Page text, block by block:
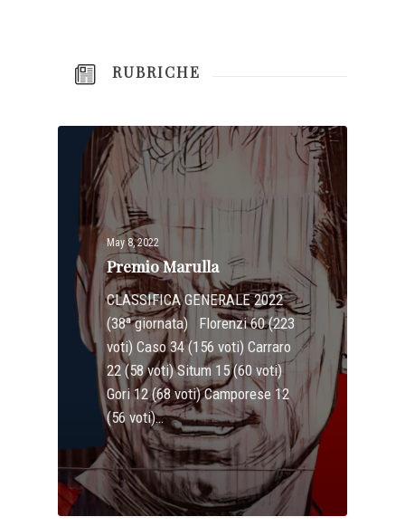
RUBRICHE
May 8, 2022
Premio Marulla
CLASSIFICA GENERALE 2022
(38ª giornata) Florenzi 60 (223
voti) Caso 34 (156 voti) Carraro
22 (58 voti) Situm 15 (60 voti)
Gori 12 (68 voti) Camporese 12
(56 voti)…